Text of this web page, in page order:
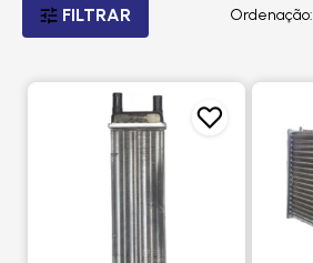
FILTRAR Ordenação: